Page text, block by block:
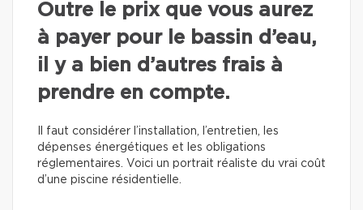
Outre le prix que vous aurez
à payer pour le bassin d’eau,
il y a bien d’autres frais à
prendre en compte.
Il faut considérer l’installation, l’entretien, les
dépenses énergétiques et les obligations
réglementaires. Voici un portrait réaliste du vrai coût
d’une piscine résidentielle.